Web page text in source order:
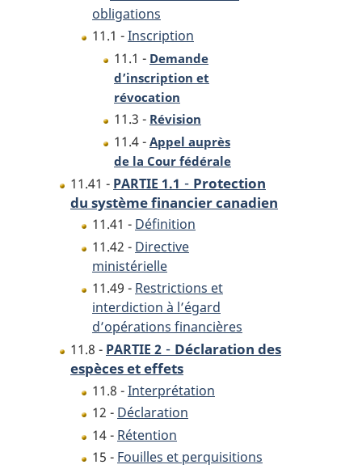
obligations
11.1 -Inscription
11.1 - Demande
d’inscription et
révocation
11.3 - Révision
11.4 - Appel auprès
de la Cour fédérale
11.41 - PARTIE 1.1 - Protection
du système financier canadien
11.41 - Définition
11.42 - Directive
ministérielle
11.49 - Restrictions et
interdiction à l’égard
d’opérations financières
11.8 - PARTIE 2 - Déclaration des
espèces et effets
11.8 -Interprétation
12 - Déclaration
14 - Rétention
15 - Fouilles et perquisitions